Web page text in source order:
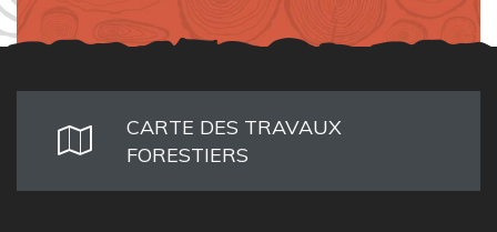
CARTE DES TRAVAUX
FORESTIERS